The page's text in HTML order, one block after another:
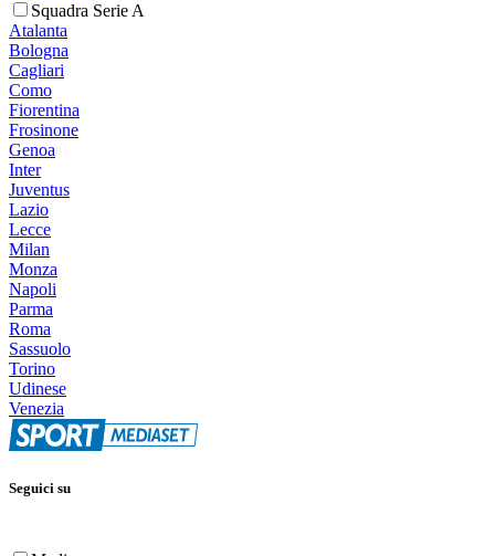
Squadra Serie A
Atalanta
Bologna
Cagliari
Como
Fiorentina
Frosinone
Genoa
Inter
Juventus
Lazio
Lecce
Milan
Monza
Napoli
Parma
Roma
Sassuolo
Torino
Udinese
Venezia
Seguici su